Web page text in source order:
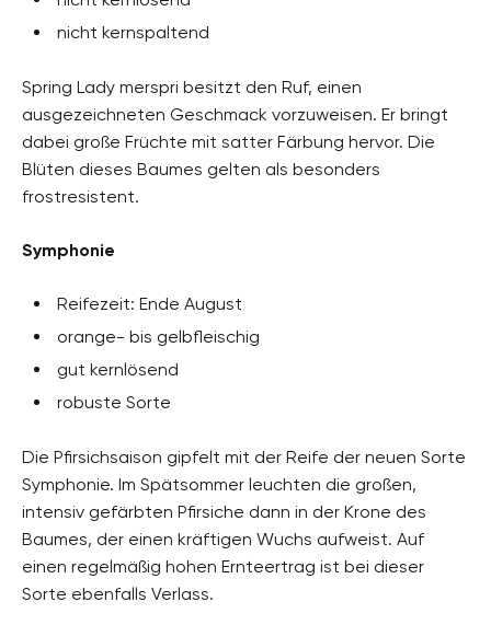
nicht kernspaltend
Spring Lady merspri besitzt den Ruf, einen
ausgezeichneten Geschmack vorzuweisen. Er bringt
dabei große Früchte mit satter Färbung hervor. Die
Blüten dieses Baumes gelten als besonders
frostresistent.
Symphonie
Reifezeit: Ende August
orange- bis gelbfleischig
gut kernlösend
robuste Sorte
Die Pfirsichsaison gipfelt mit der Reife der neuen Sorte
Symphonie. Im Spätsommer leuchten die großen,
intensiv gefärbten Pfirsiche dann in der Krone des
Baumes, der einen kräftigen Wuchs aufweist. Auf
einen regelmäßig hohen Ernteertrag ist bei dieser
Sorte ebenfalls Verlass.